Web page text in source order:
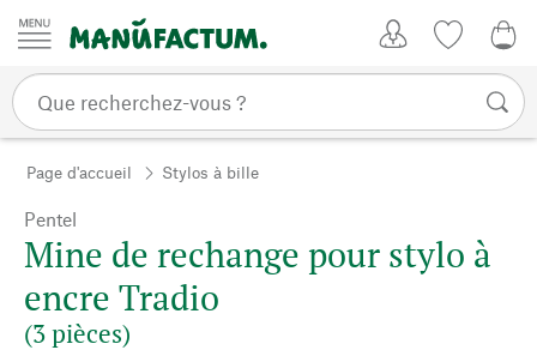
Passer au contenu
Page d'accueil Stylos à bille
Pentel
Mine de rechange pour stylo à
encre Tradio
(3 pièces)